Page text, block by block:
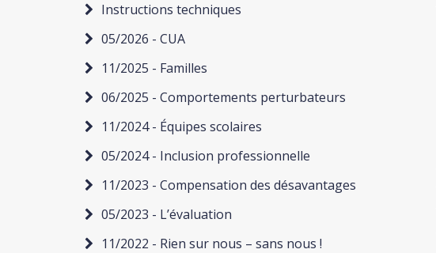
Instructions techniques
05/2026 - CUA
11/2025 - Familles
06/2025 - Comportements perturbateurs
11/2024 - Équipes scolaires
05/2024 - Inclusion professionnelle
11/2023 - Compensation des désavantages
05/2023 - L’évaluation
11/2022 - Rien sur nous – sans nous !